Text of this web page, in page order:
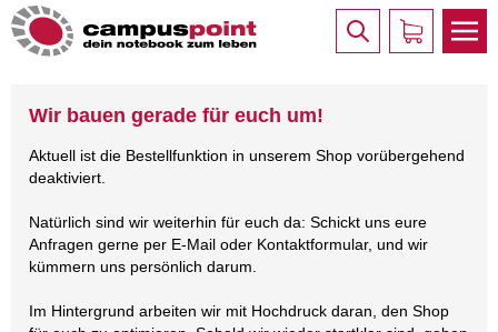
Wir bauen gerade für euch um!
Aktuell ist die Bestellfunktion in unserem Shop vorübergehend
deaktiviert.
Natürlich sind wir weiterhin für euch da: Schickt uns eure
Anfragen gerne per E-Mail oder Kontaktformular, und wir
kümmern uns persönlich darum.
Im Hintergrund arbeiten wir mit Hochdruck daran, den Shop